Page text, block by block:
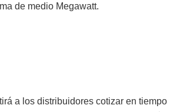
de medio Megawatt.
a los distribuidores cotizar en tiempo